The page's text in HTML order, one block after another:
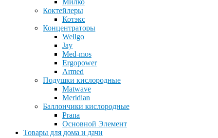
Милко
Коктейлеры
Котэкс
Концентраторы
Wellgo
Jay
Med-mos
Ergopower
Armed
Подушки кислородные
Matwave
Meridian
Баллончики кислородные
Prana
Основной Элемент
Товары для дома и дачи